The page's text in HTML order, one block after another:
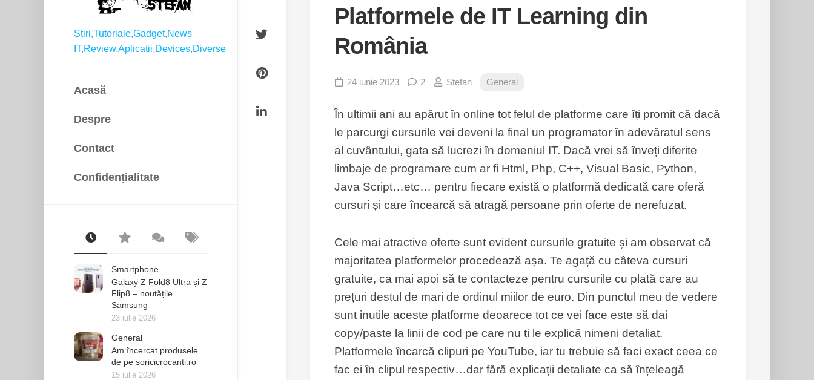
Stiri,Tutoriale,Gadget,News
IT,Review,Aplicatii,Devices,Diverse
Acasă
Despre
Contact
Confidențialitate
Smartphone
Galaxy Z Fold8 Ultra și Z
Flip8 – noutățile
Samsung
23 iulie 2026
General
Am încercat produsele
de pe soricicrocanti.ro
15 iulie 2026
Platformele de IT Learning din
România
24 iunie 2023 2 Stefan General
În ultimii ani au apărut în online tot felul de platforme care îți promit că dacă
le parcurgi cursurile vei deveni la final un programator în adevăratul sens
al cuvântului, gata să lucrezi în domeniul IT. Dacă vrei să înveți diferite
limbaje de programare cum ar fi Html, Php, C++, Visual Basic, Python,
Java Script…etc… pentru fiecare există o platformă dedicată care oferă
cursuri și care încearcă să atragă persoane prin oferte de nerefuzat.
Cele mai atractive oferte sunt evident cursurile gratuite și am observat că
majoritatea platformelor procedează așa. Te agață cu câteva cursuri
gratuite, ca mai apoi să te contacteze pentru cursurile cu plată care au
prețuri destul de mari de ordinul miilor de euro. Din punctul meu de vedere
sunt inutile aceste platforme deoarece tot ce vei face este să dai
copy/paste la linii de cod pe care nu ți le explică nimeni detaliat.
Platformele încarcă clipuri pe YouTube, iar tu trebuie să faci exact ceea ce
fac ei în clipul respectiv…dar fără explicații detaliate ca să înțeleagă